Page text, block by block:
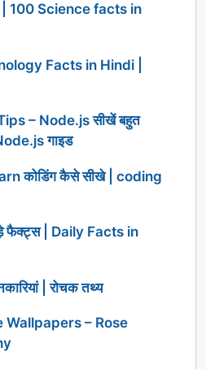
| 100 Science facts in
Facts in Hindi |
– Node.js सीखें बहुत
गाइड
कोडिंग कैसे सीखे | coding
फैक्ट्स | Daily Facts in
| रोचक तथ्य
Wallpapers – Rose